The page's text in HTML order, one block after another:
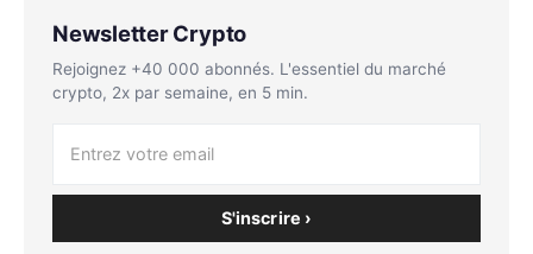
Newsletter Crypto
Rejoignez +40 000 abonnés. L'essentiel du marché
crypto, 2x par semaine, en 5 min.
S'inscrire ›